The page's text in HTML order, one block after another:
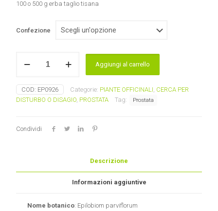
100 o 500 g erba taglio tisana
Confezione
erba
Aggiungi al carrello
COD: EP0926 Categorie: PIANTE OFFICINALI, CERCA PER
DISTURBO O DISAGIO, PROSTATA Tag: Prostata
Condividi
Descrizione
Informazioni aggiuntive
Nome botanico: Epilobiom parviflorum